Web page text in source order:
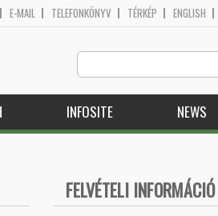
E-MAIL TELEFONKÖNYV TÉRKÉP ENGLISH
INFOSITE NEWS
FELVÉTELI INFORMÁCIÓ